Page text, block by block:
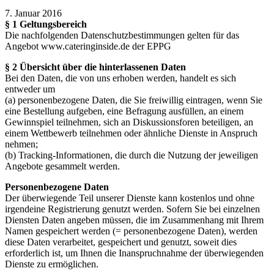
7. Januar 2016
§ 1 Geltungsbereich
Die nachfolgenden Datenschutzbestimmungen gelten für das
Angebot www.cateringinside.de der EPPG
§ 2 Übersicht über die hinterlassenen Daten
Bei den Daten, die von uns erhoben werden, handelt es sich
entweder um
(a) personenbezogene Daten, die Sie freiwillig eintragen, wenn Sie
eine Bestellung aufgeben, eine Befragung ausfüllen, an einem
Gewinnspiel teilnehmen, sich an Diskussionsforen beteiligen, an
einem Wettbewerb teilnehmen oder ähnliche Dienste in Anspruch
nehmen;
(b) Tracking-Informationen, die durch die Nutzung der jeweiligen
Angebote gesammelt werden.
Personenbezogene Daten
Der überwiegende Teil unserer Dienste kann kostenlos und ohne
irgendeine Registrierung genutzt werden. Sofern Sie bei einzelnen
Diensten Daten angeben müssen, die im Zusammenhang mit Ihrem
Namen gespeichert werden (= personenbezogene Daten), werden
diese Daten verarbeitet, gespeichert und genutzt, soweit dies
erforderlich ist, um Ihnen die Inanspruchnahme der überwiegenden
Dienste zu ermöglichen.